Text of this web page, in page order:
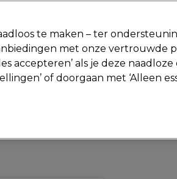
Beauty Salon interieur Mannen
te maken – ter
met onze vertrouwde
accepteren’ als je deze
of doorgaan met ‘Alleen